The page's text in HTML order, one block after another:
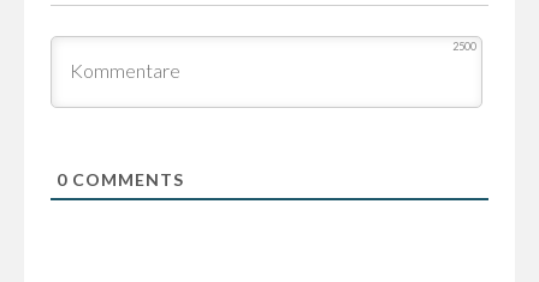
2500
0COMMENTS